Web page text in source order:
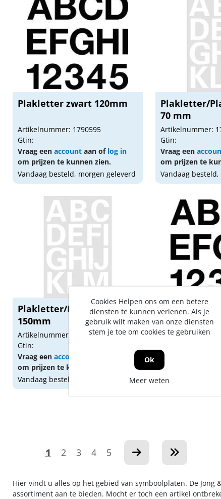
Plakletter zwart 120mm
Artikelnummer: 1790595
Gtin:
Vraag een accountaan of log in
om prijzen te kunnen zien.
Vandaag besteld, morgen geleverd
Plakletter/
70 mm
Artikelnummer:
Gtin:
Vraag een
om prijzen te
Vandaag
Plakletter/Plakcijfer wit
150mm
Artikelnummer: 1790601
Gtin:
Vraag een account
om prijzen te kunnen zien.
Vandaag besteld, morgen geleverd
Plakletter/
zwart 90 mm
Artikelnummer:
Vraag een
om prijzen te
Vandaag
1 2 3 4 5
Hier vindt u alles op het gebied van symboolplaten. De
assortiment aan te bieden. Mocht er toch een artikel
Cookies Helpen ons om een betere
diensten te kunnen verlenen. Als je
gebruik wilt maken van onze diensten
stem je toe om cookies te gebruiken
Ok
Meer weten